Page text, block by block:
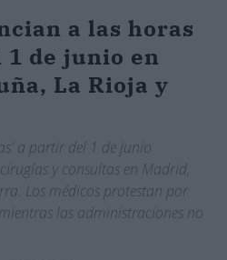
a las horas
1 de junio en
La Rioja y
a partir del 1 de junio
y consultas en Madrid,
Los médicos protestan por
las administraciones no